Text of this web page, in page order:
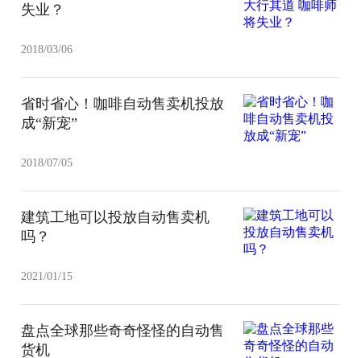
失业？
2018/03/06
省时省心！咖啡自动售卖机投放
成“新宠”
2018/07/05
建筑工地可以投放自动售卖机
吗？
2021/01/15
盘点全球那些奇奇怪怪的自动售
货机